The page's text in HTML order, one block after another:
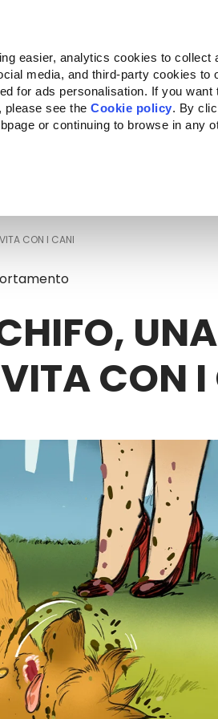
easier, analytics cookies to collect
media, and third-party cookies to
for ads personalisation. If you want
please see theCookie policy. By
or continuing to browse in any
Companion for Life Chi
CON I CANI
UNA
CON